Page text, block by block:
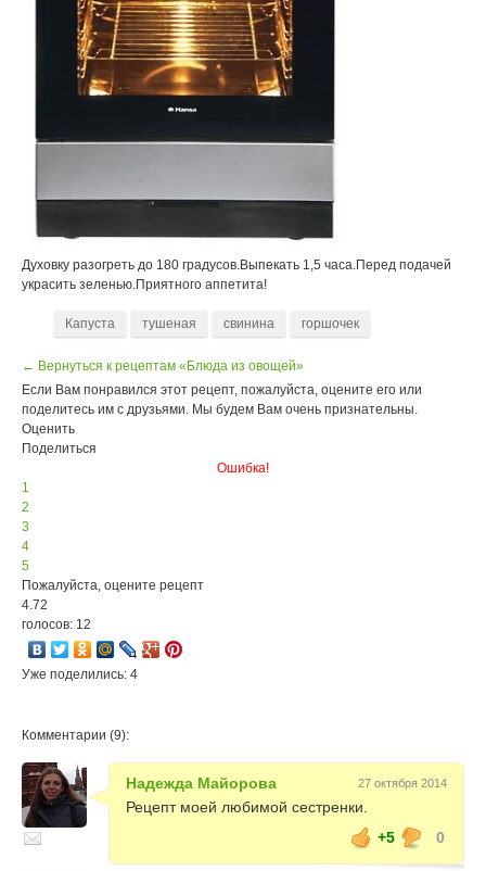
Духовку разогреть до 180 градусов.Выпекать 1,5 часа.Перед подачей
украсить зеленью.Приятного аппетита!
Капуста тушеная свинина горшочек
← Вернуться к рецептам «Блюда из овощей»
Если Вам понравился этот рецепт, пожалуйста, оцените его или
поделитесь им с друзьями. Мы будем Вам очень признательны.
Оценить
Поделиться
Ошибка!
1
2
3
4
5
Пожалуйста, оцените рецепт
4.72
голосов: 12
Уже поделились: 4
Комментарии (9):
Надежда Майорова 27 октября 2014
Рецепт моей любимой сестренки.
+5
0